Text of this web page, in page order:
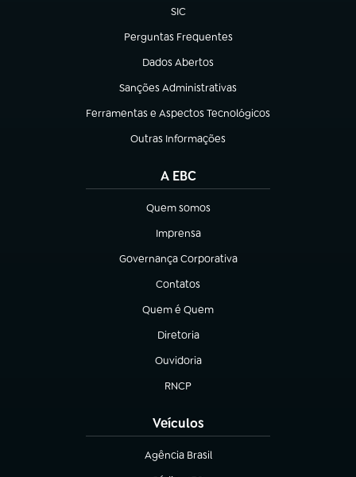
SIC
(abre em nova aba)
Perguntas Frequentes
(abre em nova aba)
Dados Abertos
(abre em nova aba)
Sanções Administrativas
(abre em nova aba)
Ferramentas e Aspectos Tecnológicos
(abre em nova aba)
Outras Informações
(abre em nova aba)
A EBC
Quem somos
(abre em nova aba)
Imprensa
(abre em nova aba)
Governança Corporativa
(abre em nova aba)
Contatos
(abre em nova aba)
Quem é Quem
(abre em nova aba)
Diretoria
(abre em nova aba)
Ouvidoria
(abre em nova aba)
RNCP
(abre em nova aba)
Veículos
Agência Brasil
(abre em nova aba)